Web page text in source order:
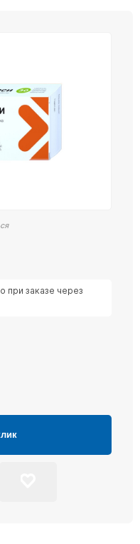
при заказе через